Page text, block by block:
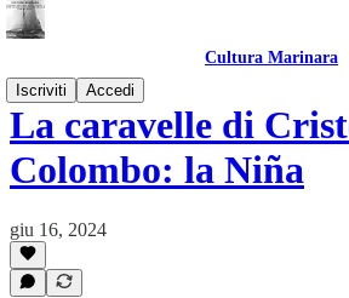
Cultura Marinara
Iscriviti
Accedi
La caravelle di
Colombo: la Niña
giu 16, 2024